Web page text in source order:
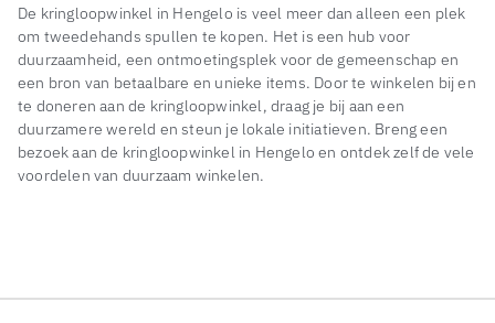
De kringloopwinkel in Hengelo is veel meer dan alleen een plek
om tweedehands spullen te kopen. Het is een hub voor
duurzaamheid, een ontmoetingsplek voor de gemeenschap en
een bron van betaalbare en unieke items. Door te winkelen bij en
te doneren aan de kringloopwinkel, draag je bij aan een
duurzamere wereld en steun je lokale initiatieven. Breng een
bezoek aan de kringloopwinkel in Hengelo en ontdek zelf de vele
voordelen van duurzaam winkelen.